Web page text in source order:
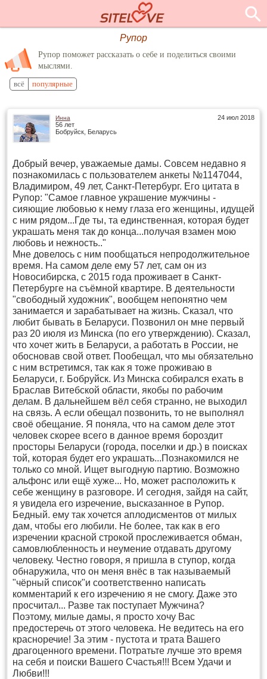
Рупор
Рупор поможет рассказать о себе и поделиться своими
мыслями.
всё популярные
24 июл 2018
Инна
56 лет
Бобруйск, Беларусь
Добрый вечер, уважаемые дамы. Совсем недавно я
познакомилась с пользователем анкеты №1147044,
Владимиром, 49 лет, Санкт-Петербург. Его цитата в
Рупор: "Самое главное украшение мужчины -
сияющие любовью к нему глаза его женщины, идущей
с ним рядом...Где ты, та единственная, которая будет
украшать меня так до конца...получая взамен мою
любовь и нежность.."
Мне довелось с ним пообщаться непродолжительное
время. На самом деле ему 57 лет, сам он из
Новосибирска, с 2015 года проживает в Санкт-
Петербурге на съёмной квартире. В деятельности
"свободный художник", вообщем непонятно чем
занимается и зарабатывает на жизнь. Сказал, что
любит бывать в Беларуси. Позвонил он мне первый
раз 20 июля из Минска (по его утверждению). Сказал,
что хочет жить в Беларуси, а работать в России, не
обосновав свой ответ. Пообещал, что мы обязательно
с ним встретимся, так как я тоже проживаю в
Беларуси, г. Бобруйск. Из Минска собирался ехать в
Браслав Витебской области, якобы по рабочим
делам. В дальнейшем вёл себя странно, не выходил
на связь. А если обещал позвонить, то не выполнял
своё обещание. Я поняла, что на самом деле этот
человек скорее всего в данное время бороздит
просторы Беларуси (города, поселки и др.) в поисках
той, которая будет его украшать...Познакомился не
только со мной. Ищет выгодную партию. Возможно
альфонс или ещё хуже... Но, может расположить к
себе женщину в разговоре. И сегодня, зайдя на сайт,
я увидела его изречение, высказанное в Рупор.
Бедный. ему так хочется аплодисментов от милых
дам, чтобы его любили. Не более, так как в его
изречении красной строкой прослеживается обман,
самовлюбленность и неумение отдавать другому
человеку. Честно говоря, я пришла в ступор, когда
обнаружила, что он меня внёс в так называемый
"чёрный список"и соответственно написать
комментарий к его изречению я не смогу. Даже это
просчитал... Разве так поступает Мужчина?
Поэтому, милые дамы, я просто хочу Вас
предостеречь от этого человека. Не ведитесь на его
красноречие! За этим - пустота и трата Вашего
драгоценного времени. Потратьте лучше это время
на себя и поиски Вашего Счастья!!! Всем Удачи и
Любви!!!